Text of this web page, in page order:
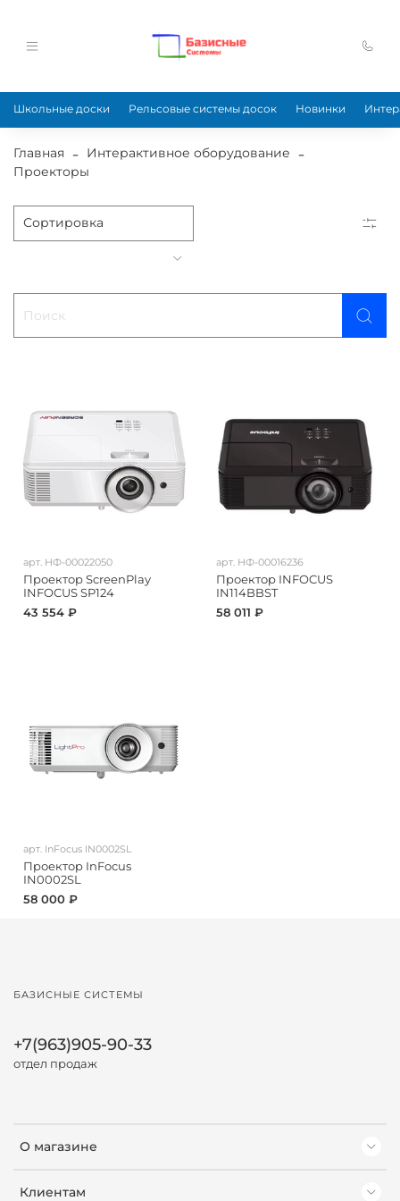
Школьные доски Рельсовые системы досок Новинки
Главная
Интерактивное оборудование
Проекторы
арт. НФ-00022050
Проектор ScreenPlay
INFOCUS SP124
43 554 ₽
арт. НФ-00016236
Проектор INFOCUS
IN114BBST
58 011 ₽
арт. InFocus IN0002SL
Проектор InFocus
IN0002SL
58 000 ₽
О магазине
Клиентам
БАЗИСНЫЕ СИСТЕМЫ
+7(963)905-90-33
отдел продаж